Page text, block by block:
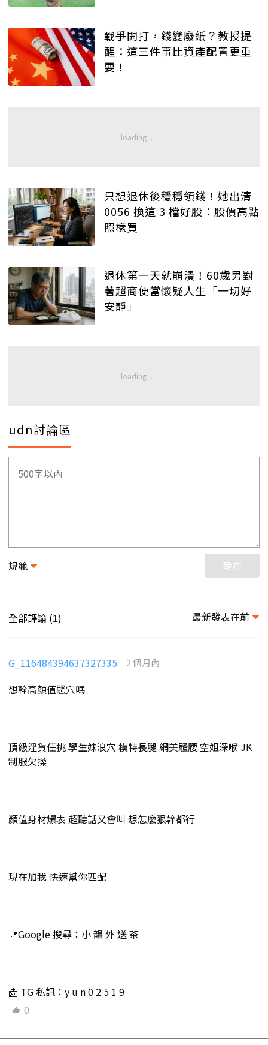
戰爭開打，錢變廢紙？教授提
醒：這三件事比資產配置更重
要！
只想退休後穩穩領錢！她出清
0056 換這 3 檔好股：股價高點
照樣買
退休第一天就崩潰！60歲男對
著超商便當懷疑人生「一切好
安靜」
udn討論區
規範 發布
全部評論 (1) 最新發表在前
G_116484394637327335 2 個月內
想幹高顏值騷穴嗎
頂級淫貨任挑 學生妹浪穴 模特長腿 網美騷腰 空姐深喉 JK
制服欠操
顏值身材爆表 超聽話又會叫 想怎麼狠幹都行
現在加我 快速幫你匹配
📍Google 搜尋：小 韻 外 送 茶
📩 TG 私訊：y u n 0 2 5 1 9
0